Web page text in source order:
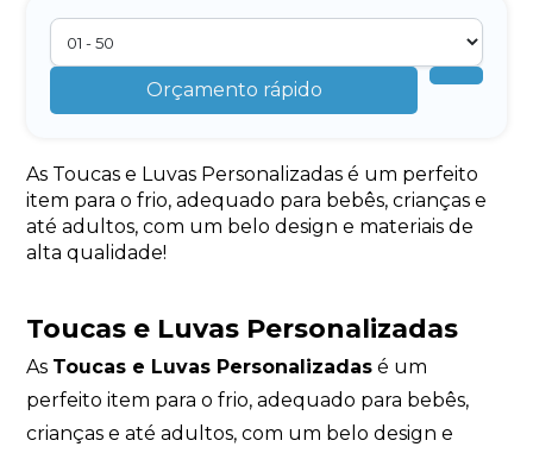
Orçamento rápido
As Toucas e Luvas Personalizadas é um perfeito
item para o frio, adequado para bebês, crianças e
até adultos, com um belo design e materiais de
alta qualidade!
Toucas e Luvas Personalizadas
As Toucas e Luvas Personalizadas é um
perfeito item para o frio, adequado para bebês,
crianças e até adultos, com um belo design e